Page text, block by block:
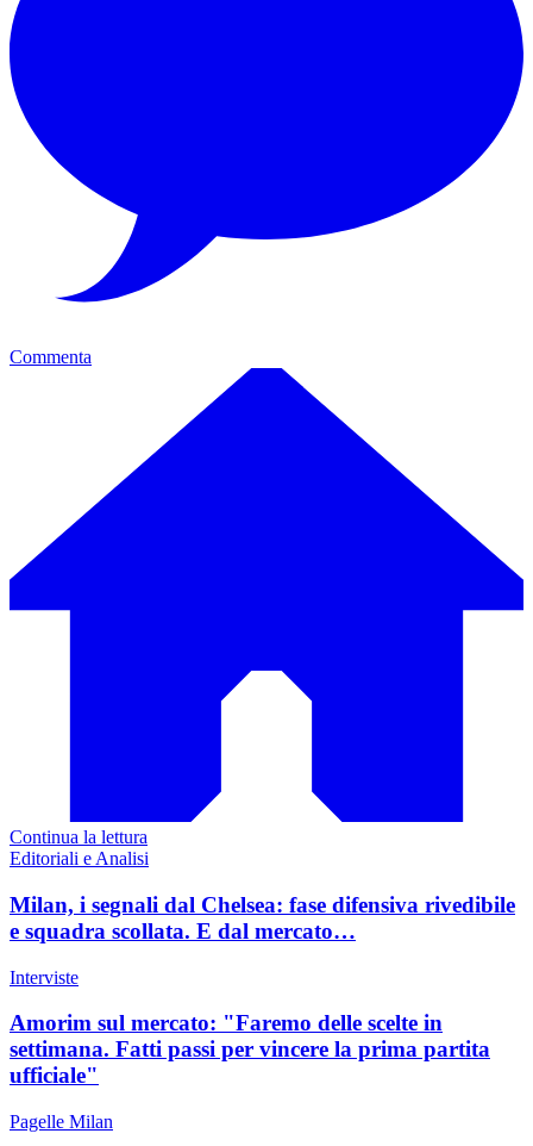
Commenta
Continua la lettura
Editoriali e Analisi
Milan, i segnali dal Chelsea: fase difensiva rivedibile
e squadra scollata. E dal mercato…
Interviste
Amorim sul mercato: "Faremo delle scelte in
settimana. Fatti passi per vincere la prima partita
ufficiale"
Pagelle Milan